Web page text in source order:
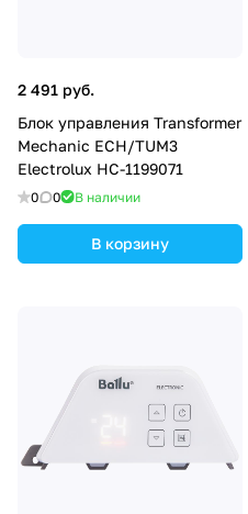
2 491 руб.
Блок управления Transformer
Mechanic ECH/TUM3
Electrolux НС-1199071
0 0 В наличии
В корзину